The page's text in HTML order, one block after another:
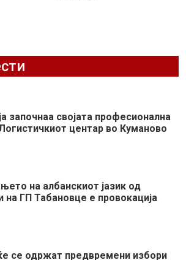
започнаа својата професионална
центар во Куманово
на албанскиот јазик од
на ГП Табановце е провокација
се одржат предвремени избори